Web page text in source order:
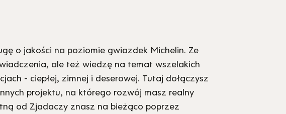
o jakości na poziomie gwiazdek Michelin. Ze
ale też wiedzę na temat wszelakich
- ciepłej, zimnej i deserowej. Tutaj dołączysz
projektu, na którego rozwój masz realny
od Zjadaczy znasz na bieżąco poprzez